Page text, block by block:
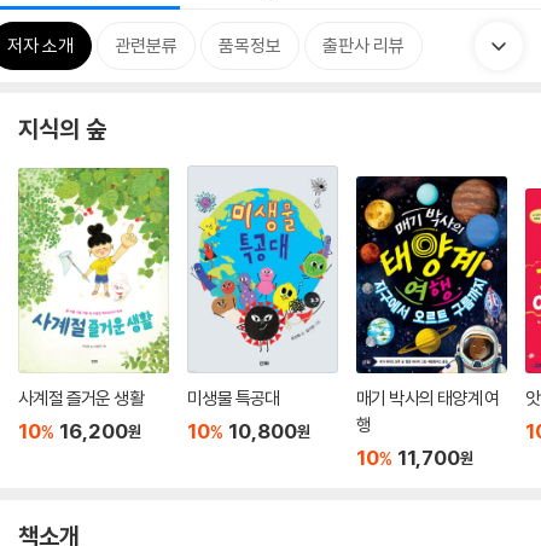
저자 소개 관련분류 품목정보 출판사 리뷰
지식의 숲
사계절 즐거운 생활
10% 16,200원
미생물 특공대
10% 10,800원
매기 박사의 태양계 여
행
10% 11,700원
책소개